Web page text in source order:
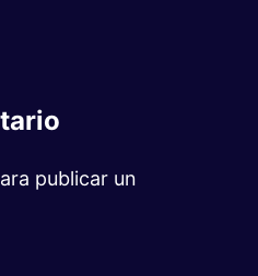
publicar un